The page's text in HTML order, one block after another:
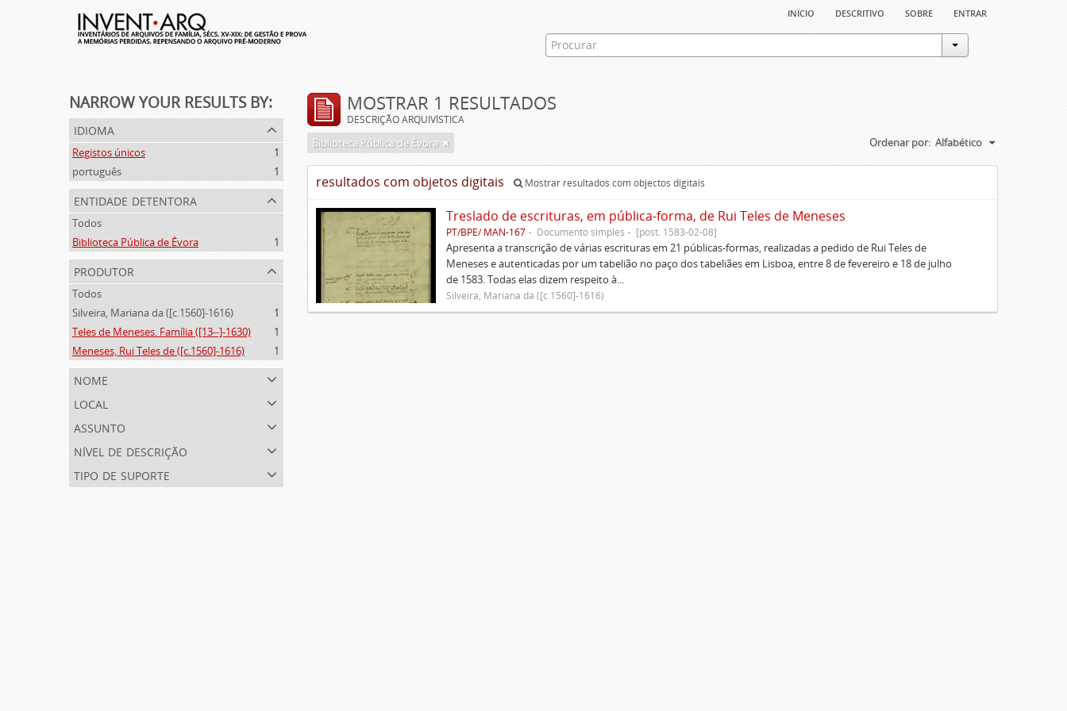
início descritivo sobre entrar
NARROW YOUR RESULTS BY:
idioma
Registos únicos
1
português
1
entidade detentora
Todos
Biblioteca Pública de Évora
1
produtor
Todos
Silveira, Mariana da ([c.1560]-1616)
1
Teles de Meneses. Família ([13--]-1630)
1
Meneses, Rui Teles de ([c.1560]-1616)
1
nome
local
assunto
nível de descrição
tipo de suporte
MOSTRAR 1 RESULTADOS
DESCRIÇÃO ARQUIVÍSTICA
Biblioteca Pública de Évora Ordenar por: Alfabético
resultados com objetos digitais Mostrar resultados com objectos digitais
Treslado de escrituras, em pública-forma, de Rui Teles de Meneses
PT/BPE/ MAN-167 Documento simples [post. 1583-02-08]
Apresenta a transcrição de várias escrituras em 21 públicas-formas, realizadas a pedido de Rui Teles de
Meneses e autenticadas por um tabelião no paço dos tabeliães em Lisboa, entre 8 de fevereiro e 18 de julho
de 1583. Todas elas dizem respeito à...
Silveira, Mariana da ([c.1560]-1616)